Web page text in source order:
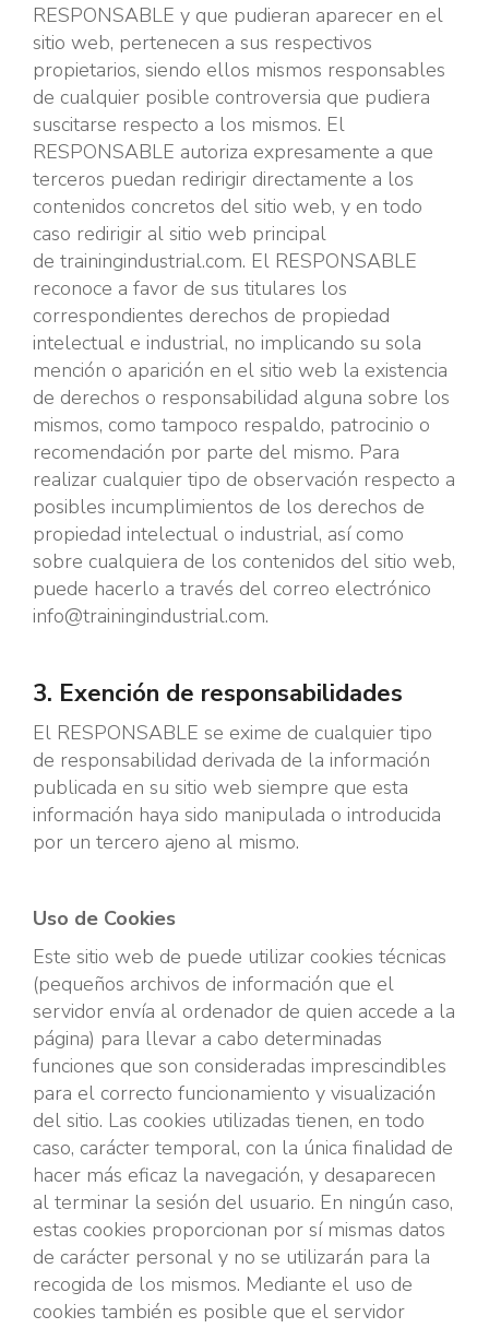
RESPONSABLE y que pudieran aparecer en el
sitio web, pertenecen a sus respectivos
propietarios, siendo ellos mismos responsables
de cualquier posible controversia que pudiera
suscitarse respecto a los mismos. El
RESPONSABLE autoriza expresamente a que
terceros puedan redirigir directamente a los
contenidos concretos del sitio web, y en todo
caso redirigir al sitio web principal
de trainingindustrial.com. El RESPONSABLE
reconoce a favor de sus titulares los
correspondientes derechos de propiedad
intelectual e industrial, no implicando su sola
mención o aparición en el sitio web la existencia
de derechos o responsabilidad alguna sobre los
mismos, como tampoco respaldo, patrocinio o
recomendación por parte del mismo. Para
realizar cualquier tipo de observación respecto a
posibles incumplimientos de los derechos de
propiedad intelectual o industrial, así como
sobre cualquiera de los contenidos del sitio web,
puede hacerlo a través del correo electrónico
info@trainingindustrial.com.
3. Exención de responsabilidades
El RESPONSABLE se exime de cualquier tipo
de responsabilidad derivada de la información
publicada en su sitio web siempre que esta
información haya sido manipulada o introducida
por un tercero ajeno al mismo.
Uso de Cookies
Este sitio web de puede utilizar cookies técnicas
(pequeños archivos de información que el
servidor envía al ordenador de quien accede a la
página) para llevar a cabo determinadas
funciones que son consideradas imprescindibles
para el correcto funcionamiento y visualización
del sitio. Las cookies utilizadas tienen, en todo
caso, carácter temporal, con la única finalidad de
hacer más eficaz la navegación, y desaparecen
al terminar la sesión del usuario. En ningún caso,
estas cookies proporcionan por sí mismas datos
de carácter personal y no se utilizarán para la
recogida de los mismos. Mediante el uso de
cookies también es posible que el servidor